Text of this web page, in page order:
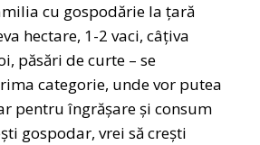
cu gospodărie la țară
hectare, 1-2 vaci, câțiva
păsări de curte – se
categorie, unde vor putea
pentru îngrășare și consum
gospodar, vrei să crești